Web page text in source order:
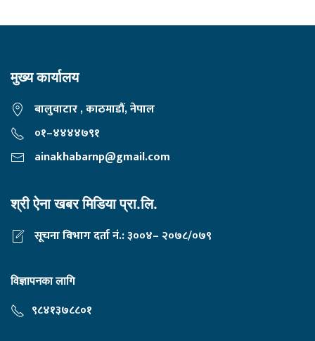
मुख्य कार्यालय
बालुवाटार , काठमाडौं, नेपाल
०१–४४४४७९१
ainakhabarnp@gmail.com
श्री ऐना खबर मिडिया प्रा.लि.
सूचना विभाग दर्ता नं.: ३००४– २०७८/०७९
विज्ञापनका लागि
९८४१३७८८०१